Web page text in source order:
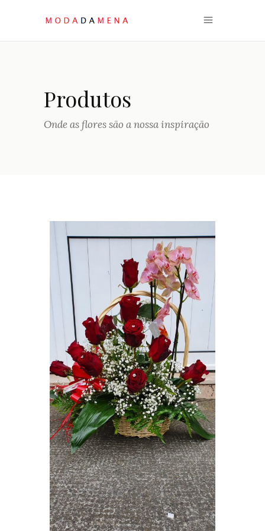
Produtos
Onde as flores são a nossa inspiração